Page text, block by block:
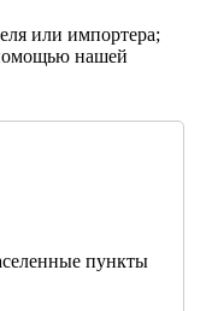
или импортера;
нашей
пункты